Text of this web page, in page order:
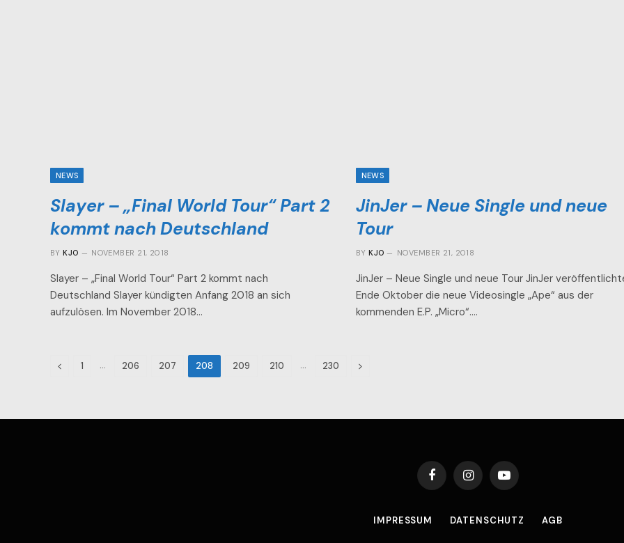
NEWS
Slayer – „Final World Tour“ Part 2
kommt nach Deutschland
BY KJO NOVEMBER 21, 2018
Slayer – „Final World Tour“ Part 2 kommt nach
Deutschland Slayer kündigten Anfang 2018 an sich
aufzulösen. Im November 2018…
NEWS
JinJer – Neue Single und neue
Tour
BY KJO NOVEMBER 21, 2018
JinJer – Neue Single und neue Tour JinJer
Ende Oktober die neue Videosingle „Ape“ aus der
kommenden E.P. „Micro“.…
Previous
1 … 206 207 208 209 210 … 230 Next
FacebookInstagramYouTube
IMPRESSUM DATENSCHUTZ AGB